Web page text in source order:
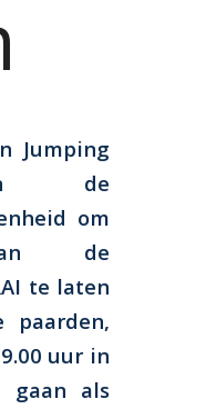
Jumping
de
om
de
te laten
paarden,
uur in
gaan als